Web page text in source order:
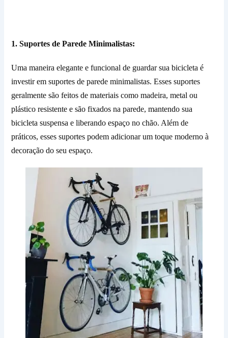
1. Suportes de Parede Minimalistas:
Uma maneira elegante e funcional de guardar sua bicicleta é
investir em suportes de parede minimalistas. Esses suportes
geralmente são feitos de materiais como madeira, metal ou
plástico resistente e são fixados na parede, mantendo sua
bicicleta suspensa e liberando espaço no chão. Além de
práticos, esses suportes podem adicionar um toque moderno à
decoração do seu espaço.